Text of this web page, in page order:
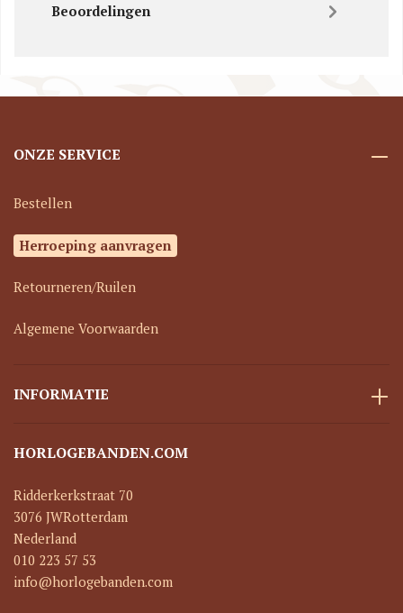
Beoordelingen
ONZE SERVICE
Bestellen
Herroeping aanvragen
Retourneren/Ruilen
Algemene Voorwaarden
INFORMATIE
HORLOGEBANDEN.COM
Ridderkerkstraat 70
3076 JWRotterdam
Nederland
010 223 57 53
info@horlogebanden.com